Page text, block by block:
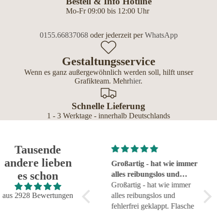
Mo-Fr 09:00 bis 12:00 Uhr
0155.66837068oder jederzeit perWhatsApp
Gestaltungsservice
Wenn es ganz außergewöhnlich werden soll, hilft unser
Grafikteam. Mehrhier.
Schnelle Lieferung
1 - 3 Werktage - innerhalb Deutschlands
Tausende
andere lieben
es schon
aus 2928 Bewertungen
Super!
Super!
Großartig - hat wie immer
alles reibungslos und
fehlerfrei geklappt
Großartig - hat wie immer
alles reibungslos und
fehlerfrei geklappt. Flasche